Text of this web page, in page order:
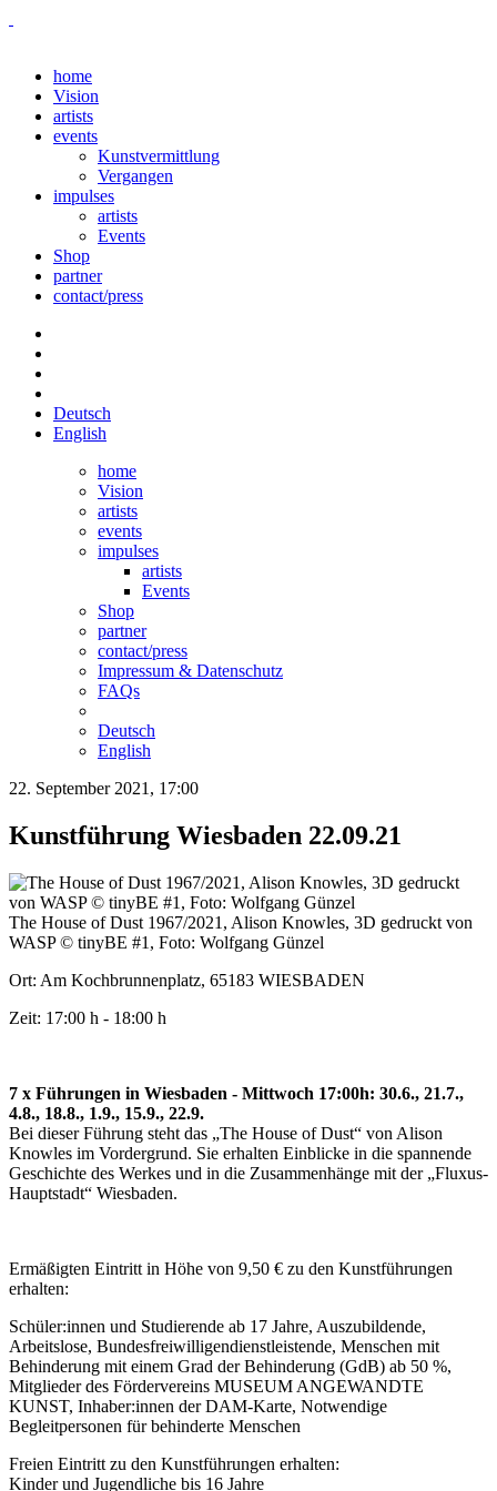
home
Vision
artists
events
Kunstvermittlung
Vergangen
impulses
artists
Events
Shop
partner
contact/press
Deutsch
English
home
Vision
artists
events
impulses
artists
Events
Shop
partner
contact/press
Impressum & Datenschutz
FAQs
Deutsch
English
22. September 2021, 17:00
Kunstführung Wiesbaden 22.09.21
The House of Dust 1967/2021, Alison Knowles, 3D gedruckt von
WASP © tinyBE #1, Foto: Wolfgang Günzel
Ort: Am Kochbrunnenplatz, 65183 WIESBADEN
Zeit: 17:00 h - 18:00 h
7 x Führungen in Wiesbaden - Mittwoch 17:00h: 30.6., 21.7.,
4.8., 18.8., 1.9., 15.9., 22.9.
Bei dieser Führung steht das „The House of Dust“ von Alison
Knowles im Vordergrund. Sie erhalten Einblicke in die spannende
Geschichte des Werkes und in die Zusammenhänge mit der „Fluxus-
Hauptstadt“ Wiesbaden.
Ermäßigten Eintritt in Höhe von 9,50 € zu den Kunstführungen
erhalten:
Schüler:innen und Studierende ab 17 Jahre, Auszubildende,
Arbeitslose, Bundesfreiwilligendienstleistende, Menschen mit
Behinderung mit einem Grad der Behinderung (GdB) ab 50 %,
Mitglieder des Fördervereins MUSEUM ANGEWANDTE
KUNST, Inhaber:innen der DAM-Karte, Notwendige
Begleitpersonen für behinderte Menschen
Freien Eintritt zu den Kunstführungen erhalten:
Kinder und Jugendliche bis 16 Jahre